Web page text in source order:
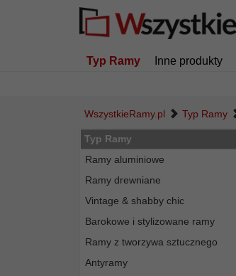
Typ Ramy Inne produkty
WszystkieRamy.pl Typ Ramy
Typ Ramy
Ramy aluminiowe
Ramy drewniane
Vintage & shabby chic
Barokowe i stylizowane ramy
Ramy z tworzywa sztucznego
Antyramy